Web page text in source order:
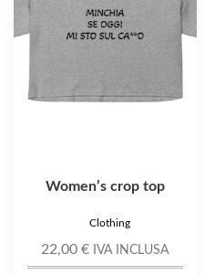
Women’s crop top
Clothing
22,00€ IVA INCLUSA
scelte